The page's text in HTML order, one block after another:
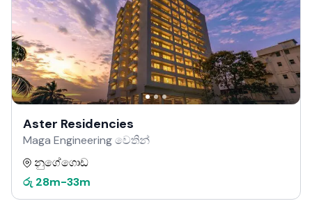
Aster Residencies
Maga Engineering වෙතින්
නුගේගොඩ
රු 28m-33m